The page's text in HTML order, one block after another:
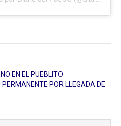
EN EL PUEBLITO
POR LLEGADA DE